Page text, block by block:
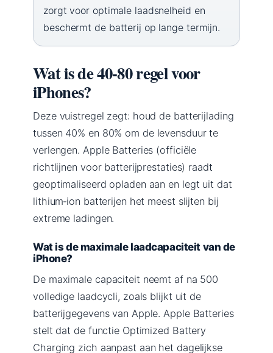
zorgt voor optimale laadsnelheid en
beschermt de batterij op lange termijn.
Wat is de 40‑80 regel voor
iPhones?
Deze vuistregel zegt: houd de batterijlading
tussen 40% en 80% om de levensduur te
verlengen. Apple Batteries (officiële
richtlijnen voor batterijprestaties) raadt
geoptimaliseerd opladen aan en legt uit dat
lithium‑ion batterijen het meest slijten bij
extreme ladingen.
Wat is de maximale laadcapaciteit van de
iPhone?
De maximale capaciteit neemt af na 500
volledige laadcycli, zoals blijkt uit de
batterijgegevens van Apple. Apple Batteries
stelt dat de functie Optimized Battery
Charging zich aanpast aan het dagelijkse